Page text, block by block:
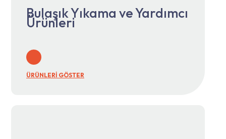
Bulaşık Yıkama ve Yardımcı
Ürünleri
ÜRÜNLERİ GÖSTER